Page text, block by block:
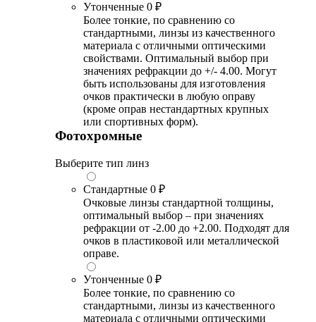
Утонченные 0 ₽
Более тонкие, по сравнению со
стандартными, линзы из качественного
материала с отличными оптическими
свойствами. Оптимальный выбор при
значениях рефракции до +/- 4.00. Могут
быть использованы для изготовления
очков практически в любую оправу
(кроме оправ нестандартных крупных
или спортивных форм).
Фотохромные
Выберите тип линз
Стандартные 0 ₽
Очковые линзы стандартной толщины,
оптимальный выбор – при значениях
рефракции от -2.00 до +2.00. Подходят для
очков в пластиковой или металлической
оправе.
Утонченные 0 ₽
Более тонкие, по сравнению со
стандартными, линзы из качественного
материала с отличными оптическими